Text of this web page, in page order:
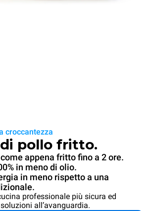
croccantezza
pollo fritto.
appena fritto fino a 2 ore.
in meno di olio.
in meno rispetto a una
professionale più sicura ed
all’avanguardia.